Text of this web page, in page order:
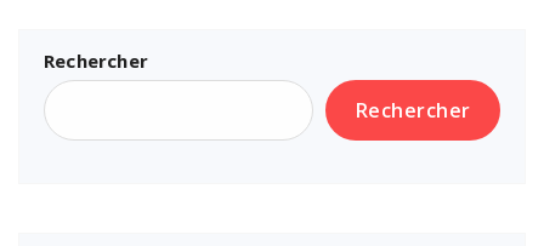
Rechercher
Rechercher